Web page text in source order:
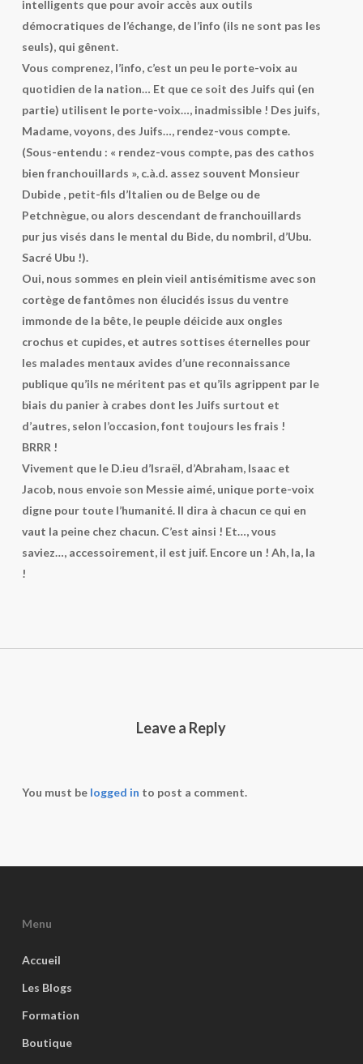
intelligents que pour avoir accès aux outils
démocratiques de l’échange, de l’info (ils ne sont pas les
seuls), qui gênent.
Vous comprenez, l’info, c’est un peu le porte-voix au
quotidien de la nation… Et que ce soit des Juifs qui (en
partie) utilisent le porte-voix…, inadmissible ! Des juifs,
Madame, voyons, des Juifs…, rendez-vous compte.
(Sous-entendu : « rendez-vous compte, pas des cathos
bien franchouillards », c.à.d. assez souvent Monsieur
Dubide , petit-fils d’Italien ou de Belge ou de
Petchnègue, ou alors descendant de franchouillards
pur jus visés dans le mental du Bide, du nombril, d’Ubu.
Sacré Ubu !).
Oui, nous sommes en plein vieil antisémitisme avec son
cortège de fantômes non élucidés issus du ventre
immonde de la bête, le peuple déicide aux ongles
crochus et cupides, et autres sottises éternelles pour
les malades mentaux avides d’une reconnaissance
publique qu’ils ne méritent pas et qu’ils agrippent par le
biais du panier à crabes dont les Juifs surtout et
d’autres, selon l’occasion, font toujours les frais !
BRRR !
Vivement que le D.ieu d’Israël, d’Abraham, Isaac et
Jacob, nous envoie son Messie aimé, unique porte-voix
digne pour toute l’humanité. Il dira à chacun ce qui en
vaut la peine chez chacun. C’est ainsi ! Et…, vous
saviez…, accessoirement, il est juif. Encore un ! Ah, la, la
!
Leave a Reply
You must be logged in to post a comment.
Menu
Accueil
Les Blogs
Formation
Boutique